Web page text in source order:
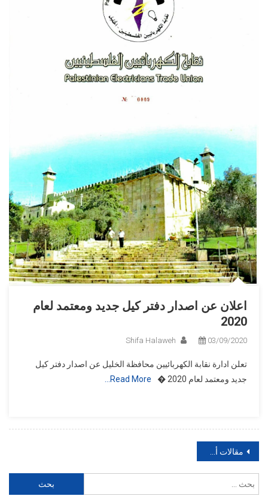
اعلان عن اصدار دفتر كيل جديد ومعتمد لعام
2020
03/09/2020
Shifa Halaweh
تعلن ادارة نقابة الكهربائيين محافظة الخليل عن اصدار دفتر كيل
جديد ومعتمد لعام 2020 �
Read More…
تصفّح
المقالات
مقالات أقدم
عن: